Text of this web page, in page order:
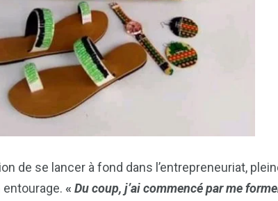
de se lancer à fond dans l’entrepreneuriat,
« Du coup, j’ai commencé par me